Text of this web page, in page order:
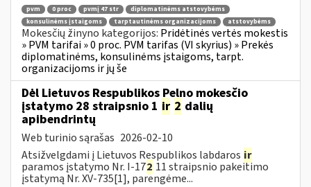
pvm 0 proc pvmį 47 str
diplomatinėms atstovybėms
konsulinėms įstaigoms
tarptautinėms organizacijoms atstovybėms
Mokesčių žinyno kategorijos: Pridėtinės vertės mokestis
» PVM tarifai » 0 proc. PVM tarifas (VI skyrius) » Prekės
diplomatinėms, konsulinėms įstaigoms, tarpt.
organizacijoms ir jų še
Dėl Lietuvos Respublikos Pelno mokesčio
įstatymo 28 straipsnio 1 ir 2 dalių
apibendrintų
Web turinio sąrašas 2026-02-10
Atsižvelgdami į Lietuvos Respublikos labdaros ir
paramos įstatymo Nr. I-172 11 straipsnio pakeitimo
įstatymą Nr. XV-735[1], parengėme...